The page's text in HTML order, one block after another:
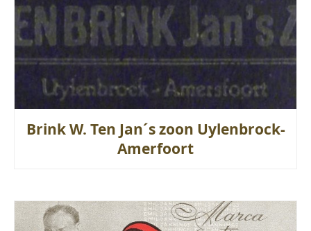
Brink W. Ten Jan´s zoon Uylenbrock-
Amerfoort